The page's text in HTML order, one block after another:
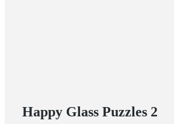
Happy Glass Puzzles 2